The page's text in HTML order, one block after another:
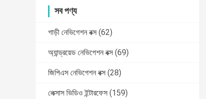
সব পণ্য
গাড়ী নেভিগেশন বক্স (62)
অ্যান্ড্রয়েড নেভিগেশন বক্স (69)
জিপিএস নেভিগেশন বক্স (28)
লেক্সাস ভিডিও ইন্টারফেস (159)